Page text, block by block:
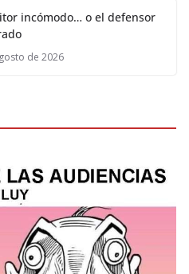
incómodo… o el defensor
de 2026